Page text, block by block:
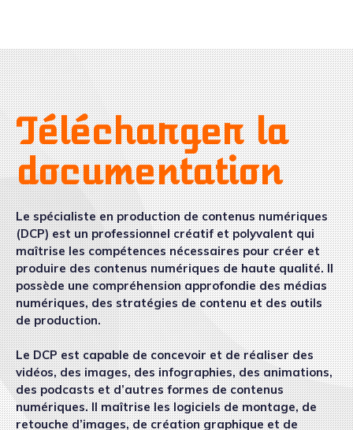
Télécharger la
documentation
Le spécialiste en production de contenus numériques
(DCP) est un professionnel créatif et polyvalent qui
maîtrise les compétences nécessaires pour créer et
produire des contenus numériques de haute qualité. Il
possède une compréhension approfondie des médias
numériques, des stratégies de contenu et des outils
de production.
Le DCP est capable de concevoir et de réaliser des
vidéos, des images, des infographies, des animations,
des podcasts et d’autres formes de contenus
numériques. Il maîtrise les logiciels de montage, de
retouche d’images, de création graphique et de